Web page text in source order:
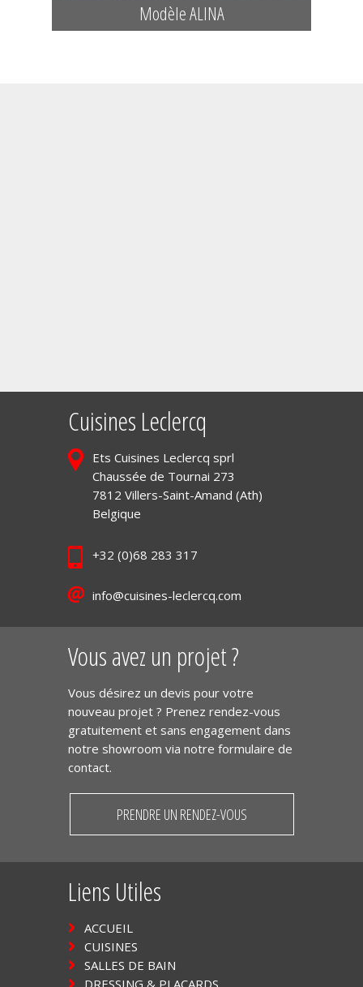
Modèle ALINA
Cuisines Leclercq
Ets Cuisines Leclercq sprl
Chaussée de Tournai 273
7812 Villers-Saint-Amand (Ath)
Belgique
+32 (0)68 283 317
info@cuisines-leclercq.com
Vous avez un projet ?
Vous désirez un devis pour votre
nouveau projet ? Prenez rendez-vous
gratuitement et sans engagement dans
notre showroom via notre formulaire de
contact.
PRENDRE UN RENDEZ-VOUS
Liens Utiles
ACCUEIL
CUISINES
SALLES DE BAIN
DRESSING & PLACARDS